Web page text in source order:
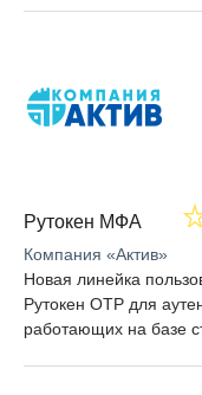
Рутокен МФА
Компания «Актив»
Новая линейка
Рутокен OTP для
работающих на базе